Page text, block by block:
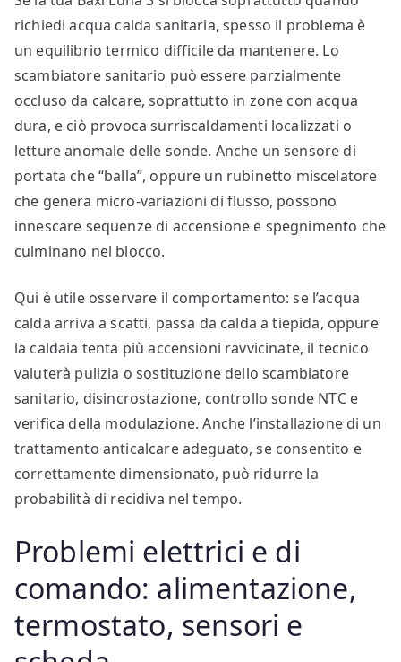
richiedi acqua calda sanitaria, spesso il problema è
un equilibrio termico difficile da mantenere. Lo
scambiatore sanitario può essere parzialmente
occluso da calcare, soprattutto in zone con acqua
dura, e ciò provoca surriscaldamenti localizzati o
letture anomale delle sonde. Anche un sensore di
portata che “balla”, oppure un rubinetto miscelatore
che genera micro-variazioni di flusso, possono
innescare sequenze di accensione e spegnimento che
culminano nel blocco.
Qui è utile osservare il comportamento: se l’acqua
calda arriva a scatti, passa da calda a tiepida, oppure
la caldaia tenta più accensioni ravvicinate, il tecnico
valuterà pulizia o sostituzione dello scambiatore
sanitario, disincrostazione, controllo sonde NTC e
verifica della modulazione. Anche l’installazione di un
trattamento anticalcare adeguato, se consentito e
correttamente dimensionato, può ridurre la
probabilità di recidiva nel tempo.
Problemi elettrici e di
comando: alimentazione,
termostato, sensori e